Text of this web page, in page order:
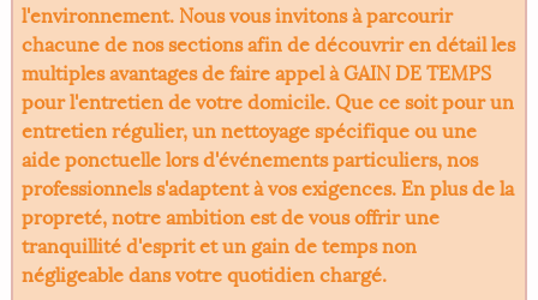
l'environnement. Nous vous invitons à parcourir
chacune de nos sections afin de découvrir en détail les
multiples avantages de faire appel à GAIN DE TEMPS
pour l'entretien de votre domicile. Que ce soit pour un
entretien régulier, un nettoyage spécifique ou une
aide ponctuelle lors d'événements particuliers, nos
professionnels s'adaptent à vos exigences. En plus de la
propreté, notre ambition est de vous offrir une
tranquillité d'esprit et un gain de temps non
négligeable dans votre quotidien chargé.